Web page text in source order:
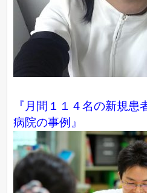
『月間１１４名の新規患
病院の事例』